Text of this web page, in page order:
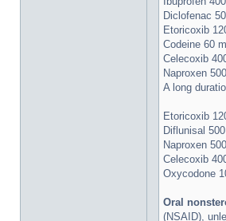
Diclofenac
Etoricoxib
Codeine 60
Celecoxib
Naproxen
A long
Etoricoxib
Diflunisal
Naproxen
Celecoxib
Oxycodone
Oral
(NSAID),